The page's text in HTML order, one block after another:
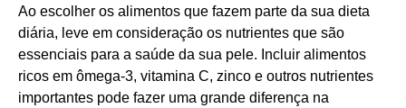
Ao escolher os alimentos que fazem parte da sua dieta
diária, leve em consideração os nutrientes que são
essenciais para a saúde da sua pele. Incluir alimentos
ricos em ômega-3, vitamina C, zinco e outros nutrientes
importantes pode fazer uma grande diferença na